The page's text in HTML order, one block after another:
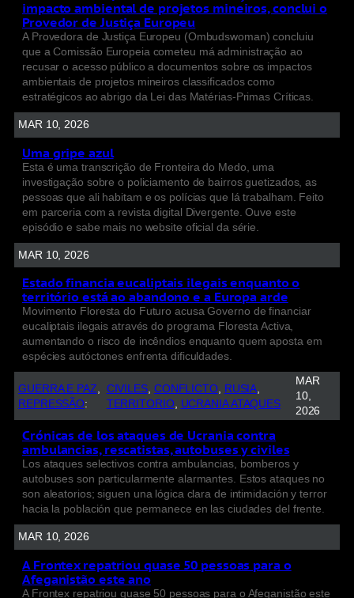
impacto ambiental de projetos mineiros, conclui o
Provedor de Justiça Europeu
A Provedora de Justiça Europeu (Ombudswoman) concluiu
que a Comissão Europeia cometeu má administração ao
recusar o acesso público a documentos sobre os impactos
ambientais de projetos mineiros classificados como
estratégicos ao abrigo da Lei das Matérias-Primas Críticas.
MAR 10, 2026
Uma gripe azul
Esta é uma transcrição de Fronteira do Medo, uma
investigação sobre o policiamento de bairros guetizados, as
pessoas que ali habitam e os polícias que lá trabalham. Feito
em parceria com a revista digital Divergente. Ouve este
episódio e sabe mais no website oficial da série.
MAR 10, 2026
Estado financia eucaliptais ilegais enquanto o
território está ao abandono e a Europa arde
Movimento Floresta do Futuro acusa Governo de financiar
eucaliptais ilegais através do programa Floresta Activa,
aumentando o risco de incêndios enquanto quem aposta em
espécies autóctones enfrenta dificuldades.
GUERRA E PAZ
REPRESSÃO:
CIVILES CONFLICTO, RUSIA
TERRITORIO, UCRANIA ATAQUES
MAR
10,
2026
Crónicas de los ataques de Ucrania contra
ambulancias, rescatistas, autobuses y civiles
Los ataques selectivos contra ambulancias, bomberos y
autobuses son particularmente alarmantes. Estos ataques no
son aleatorios; siguen una lógica clara de intimidación y terror
hacia la población que permanece en las ciudades del frente.
MAR 10, 2026
A Frontex repatriou quase 50 pessoas para o
Afeganistão este ano
A Frontex repatriou quase 50 pessoas para o Afeganistão este